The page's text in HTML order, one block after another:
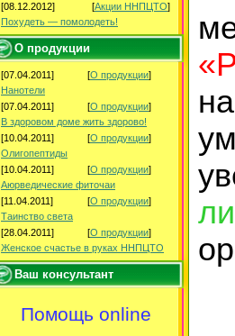
[08.12.2012]
[Акции ННПЦТО]
Похудеть — помолодеть!
О продукции
[07.04.2011] [О продукции]
Нанотели
[07.04.2011]
[О продукции]
В здоровом доме жить здорово!
[10.04.2011]
[О продукции]
Олигопептиды
[10.04.2011]
[О продукции]
Аюрведические фиточаи
[11.04.2011]
[О продукции]
Таинство света
[28.04.2011]
[О продукции]
Женское счастье в руках ННПЦТО
Ваш консультант
Помощь online